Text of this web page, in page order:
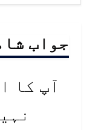
جواب
آپ کا